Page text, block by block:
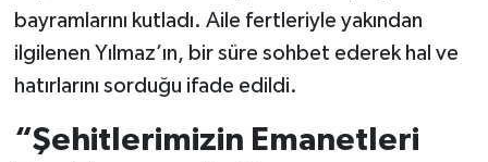
bayramlarını kutladı. Aile fertleriyle yakından
ilgilenen Yılmaz’ın, bir süre sohbet ederek hal ve
hatırlarını sorduğu ifade edildi.
“Şehitlerimizin Emanetleri